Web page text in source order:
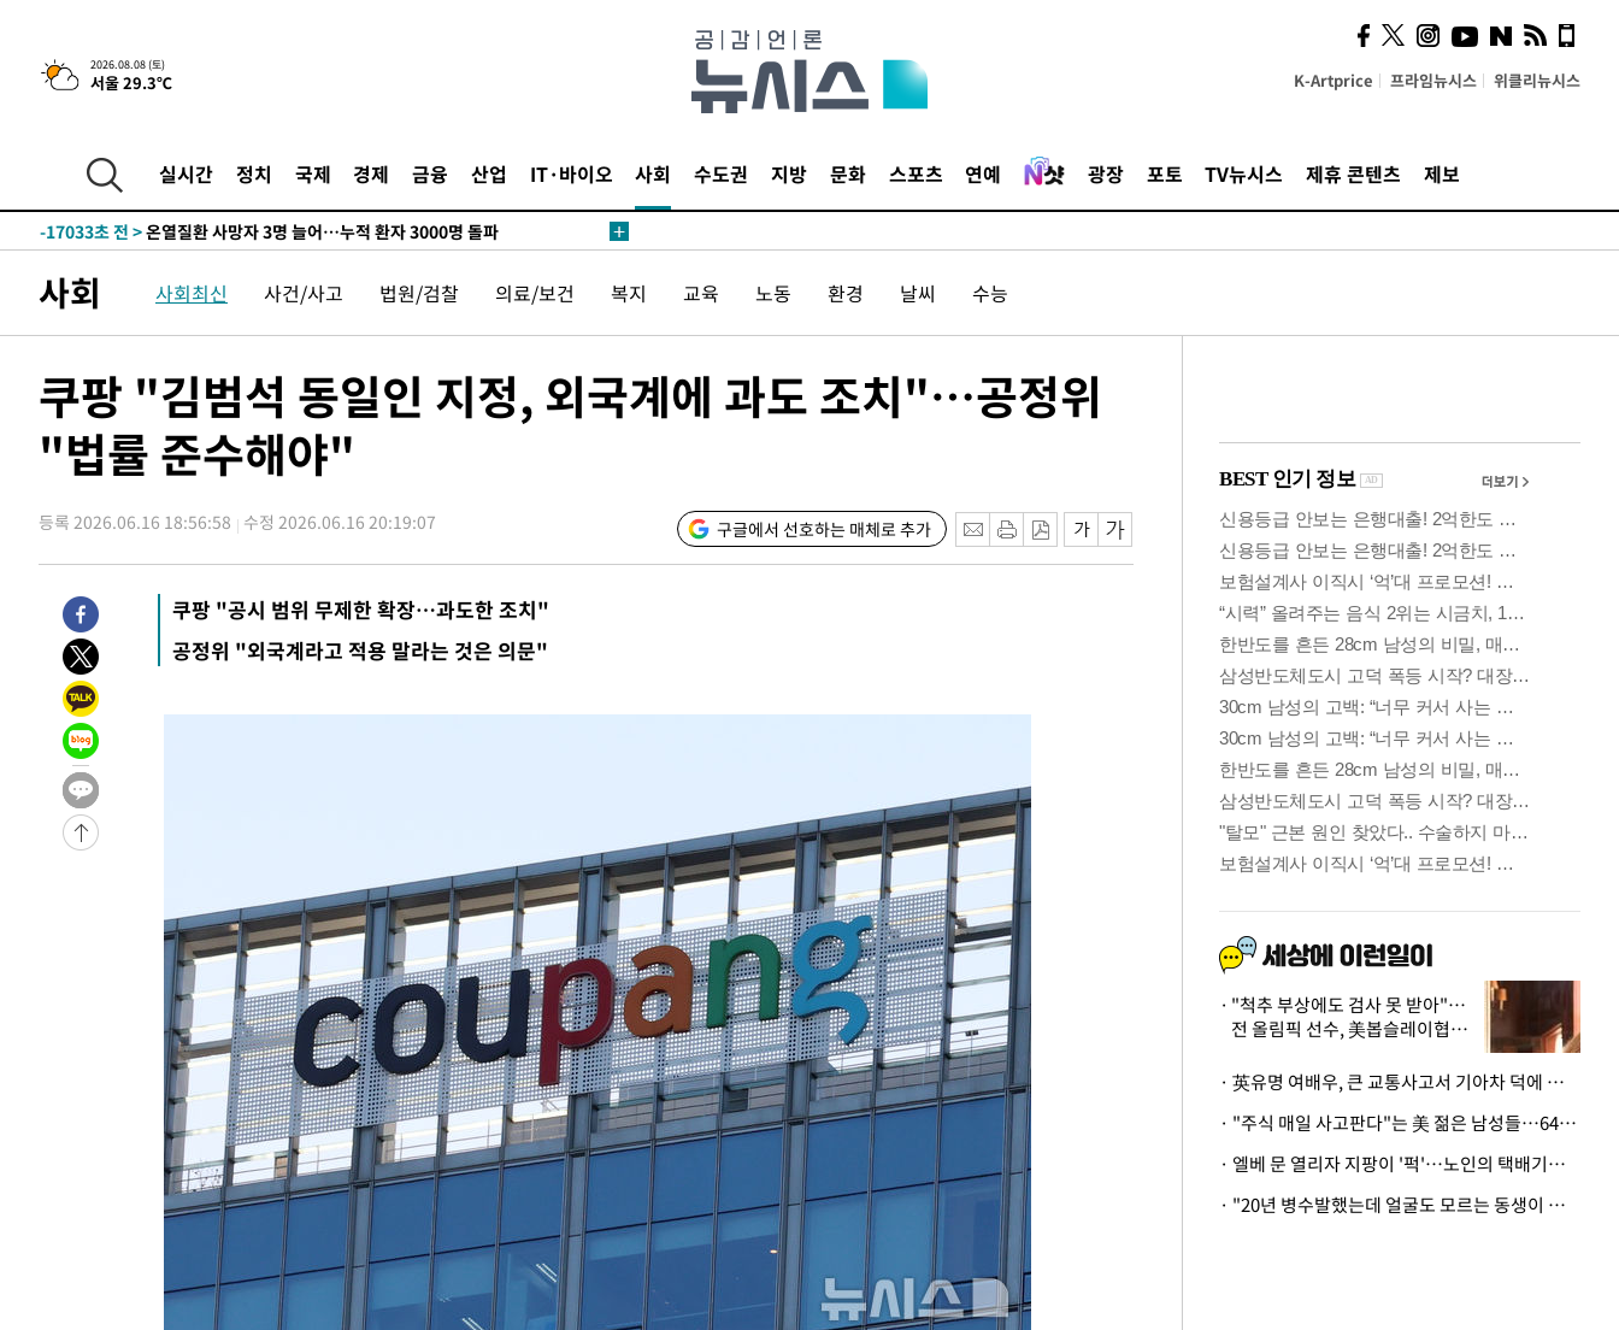
2026.08.08 (토)
서울 29.3℃ K-Artprice 프라임뉴시스 위클리뉴시스
실시간 정치 국제 경제 금융 산업 IT·바이오 사회 수도권 지방 문화 스포츠 연예 광장 포토 TV뉴시스 제휴 콘텐츠 제보
것"
-25238초 전 >[속보]與 당대표 경선, 제주·인천 권리당원 투표 김민석 승리
틀레티코 이적"
-18064초 전 >
수도권 40도 육박 '펄펄'…동해안 일부 지역엔 호의주의보
-17033초 전 >온열질환 사망자 3명 늘어…누적 환자 3000명 돌파
-10978초 전 >강릉에 시간당 81.4㎜ 물폭탄…도로 잠기고 담벼락 붕괴
-7085초 전 >
-4795초 전 >
선재도서 해루질 나섰다 실종 60대, 닷새 만에 숨진 채 발견
-2329초 전 >남자 농구, 나고야 아시안게임서 '홈팀' 일본과 한일전
-1705초 전 >
여수 오동도 해상서 모터보트 전복…1명 사망·1명 실종
34분 전 >극한폭염 한풀 꺾이지만…'낮 최고 35도' 무더위, 열대야 계속[다음주 날
씨]
1시간 전 > 축구협회 "압수수색·성접대 논란 사과…쇄신의 기회로 삼겠다"
1시간 전 > [속보]'압수수색·성접대 논란' 축구협회 "실망과 걱정 안겨드려 죄송"
[속보]뉴욕증시 상승 마감…S&P 0.6% 나스닥 1.3%↑
한민수·김용 순
-26507초 전 >
[속보]김민석, 與 전대 당원투표 누적 득표율 45.42%로 1위… 정
청래 44.56%
-25789초 전 >
[속보]與 대표 경선 제주·인천 당원투표…金 47.75%·鄭
42.08%·宋 10.17%
-25323초 전 >
것"
-25258초 전 >
[속보]與 당대표 경선, 제주·인천 권리당원 투표 김민석 승리
-19032초 전 >
-18302초 전 >
틀레티코 이적"
-18084초 전 >
-17053초 전 >
강릉에 시간당 81.4㎜ 물폭탄…도로 잠기고 담벼락 붕괴
백운산서 80년근 천종산삼 9뿌리 발견…감정가 1.3억원
선재도서 해루질 나섰다 실종 60대, 닷새 만에 숨진 채 발견
남자 농구, 나고야 아시안게임서 '홈팀' 일본과 한일전
여수 오동도 해상서 모터보트 전복…1명 사망·1명 실종
극한폭염 한풀 꺾이지만…'낮 최고 35도' 무더위, 열대야 계속[다음주 날
축구협회 "압수수색·성접대 논란 사과…쇄신의 기회로 삼겠다"
[속보]'압수수색·성접대 논란' 축구협회 "실망과 걱정 안겨드려 죄송"
'최고 37도' 폭염 지속…강원동해안 최대 150㎜ 비
[속보]뉴욕증시 상승 마감…S&P 0.6% 나스닥 1.3%↑
사회 사회최신 사건/사고 법원/검찰 의료/보건 복지 교육 노동 환경 날씨 수능
쿠팡 "김범석 동일인 지정, 외국계에 과도 조치"…공정위
"법률 준수해야"
등록 2026.06.16 18:56:58 수정 2026.06.16 20:19:07 구글에서 선호하는 매체로 추가
쿠팡 "공시 범위 무제한 확장…과도한 조치"
공정위 "외국계라고 적용 말라는 것은 의문"
사이 해답 찾았죠"…알을
깨고 나온 '초자아'
"척추 부상에도 검사 못 받아"…
전 올림픽 선수, 美봅슬레이협회
· 英유명 여배우, 큰 교통사고서 기아차 덕에 살았다
· "주식 매일 사고판다"는 美 젊은 남성들…64%가 "나는 인생의 패배자“
· 엘베 문 열리자 지팡이 '퍽'…노인의 택배기사 폭행 이유
· "20년 병수발했는데 얼굴도 모르는 동생이 유산 절반을"…배다른 형제 상속권 있을까